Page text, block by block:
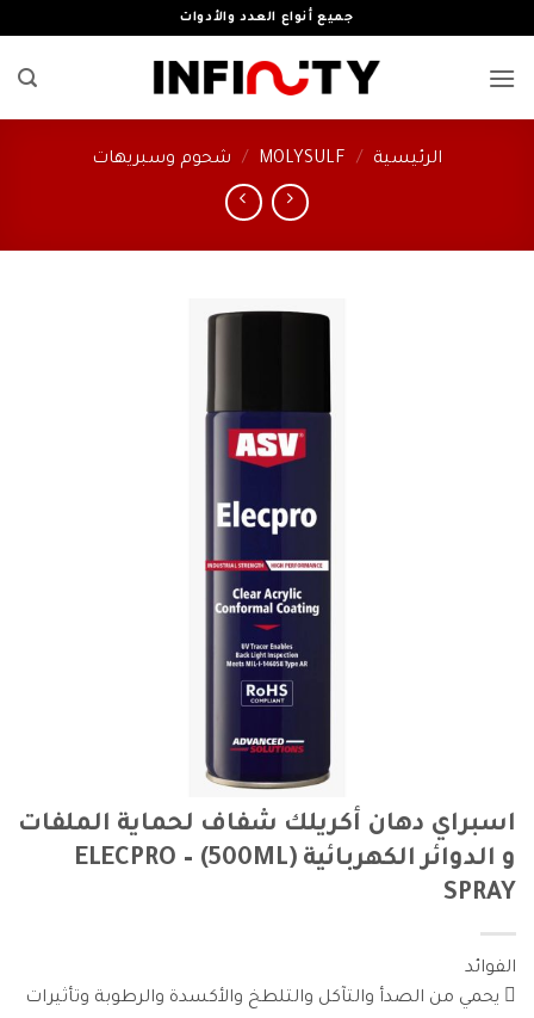
جميع أنواع العدد والأدوات
الرئيسية /
MOLYSULF
/ شحوم وسبريهات
اسبراي دهان أكريلك شفاف لحماية الملفات
و الدوائر الكهربائية (500ML) – ELECPRO
SPRAY
الفوائد
 يحمي من الصدأ والتآكل والتلطخ والأكسدة والرطوبة وتأثيرات